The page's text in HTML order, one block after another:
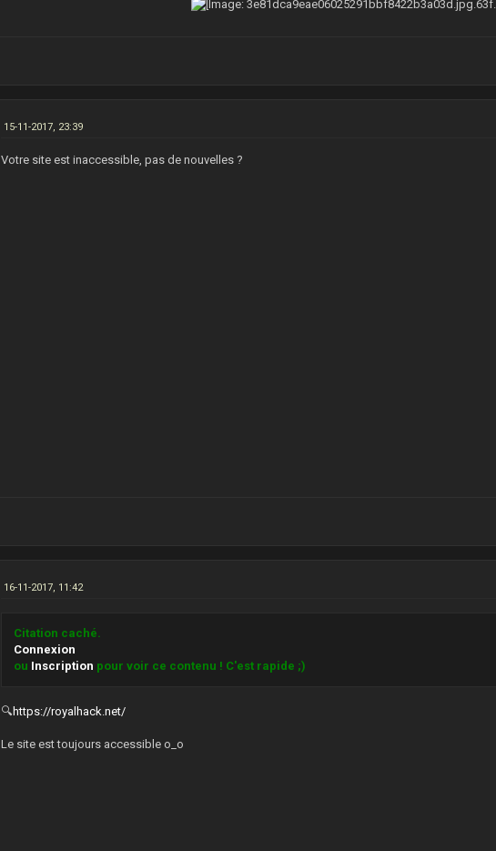
15-11-2017, 23:39
Votre site est inaccessible, pas de nouvelles ?
16-11-2017, 11:42
Citation caché.
Connexion
ou Inscription pour voir ce contenu ! C'est rapide ;)
🔍 https://royalhack.net/
Le site est toujours accessible o_o